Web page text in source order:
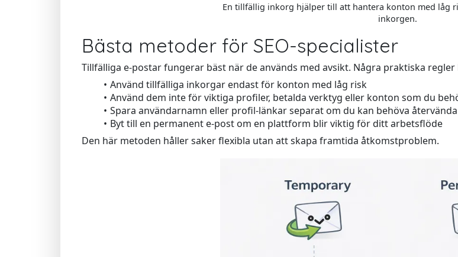
En tillfällig inkorg hjälper till att hantera konton med låg
inkorgen.
Bästa metoder för SEO-specialister
Tillfälliga e-postar fungerar bäst när de används med avsikt. Några praktiska
Använd tillfälliga inkorgar endast för konton med låg risk
Använd dem inte för viktiga profiler, betalda verktyg eller konton som du
Spara användarnamn eller profil-länkar separat om du kan behöva
Byt till en permanent e-post om en plattform blir viktig för ditt arbetsflöde
Den här metoden håller saker flexibla utan att skapa framtida åtkomstproblem.